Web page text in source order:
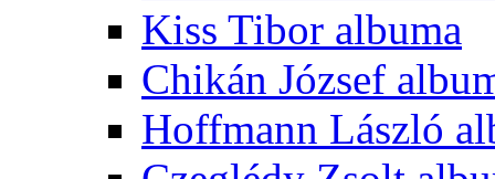
Kiss Tibor albuma
Chikán József
Hoffmann László